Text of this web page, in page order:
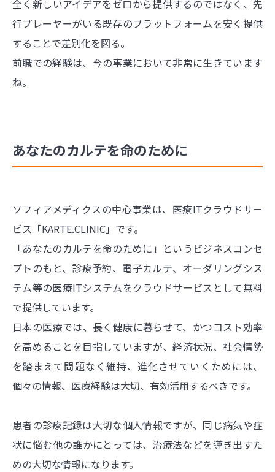
全く新しいアイデアをゼロから提供するのではなく、先
行プレーヤーがいる既存のプラットフォームを安く提供
することで差別化を図る。
前職での経験は、今の事業において非常に生きています
ね。
あなたのカルテを命のために
ソフィアメディクスの中心事業は、医療ITクラウドサー
ビス「KARTE.CLINIC」です。
「あなたのカルテを命のために」というビジネスコンセ
プトのもと、診療予約、電子カルテ、オーダリングシス
テム等の医療ITシステムをクラウドサービスとして無料
で提供しています。
日本の医療では、長く健康に暮らせて、かつコスト効率
を高めることを目指していますが、経済状況、社会情勢
を踏まえて問題なく維持、進化させていくためには、
個々の情報、医療経験は大切、有効活用するべきです。
患者の診療記録は大切な個人情報ですが、同じ病気や症
状に悩む他の誰かにとっては、治療法などを導き出すた
めの大切な情報になります。